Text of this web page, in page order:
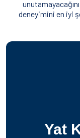
deneyimini en iyi
Yat